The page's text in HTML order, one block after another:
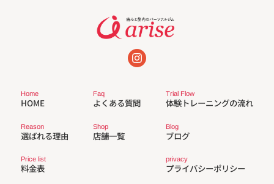
Home
HOME
Reason
選ばれる理由
Price list
料金表
Faq
よくある質問
Shop
店舗一覧
Trial Flow
体験トレーニングの流れ
Blog
ブログ
privacy
プライバシーポリシー